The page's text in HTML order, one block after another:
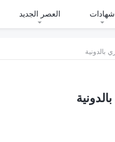
شهادات العصر الجديد